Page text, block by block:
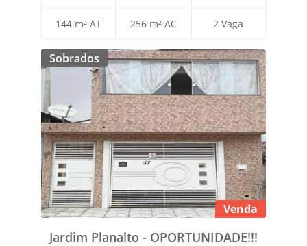
144 m² AT 256 m² AC 2 Vaga
Sobrados
Venda
Jardim Planalto - OPORTUNIDADE!!!